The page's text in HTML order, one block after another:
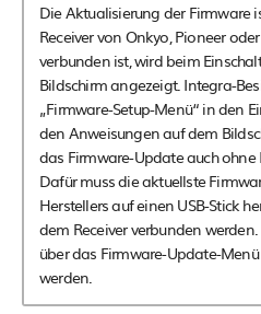
Die Aktualisierung der Firmware
Receiver von Onkyo, Pioneer
verbunden ist, wird beim
Bildschirm angezeigt. Integra-
„Firmware-Setup-Menü“ in den
den Anweisungen auf dem
das Firmware-Update auch
Dafür muss die aktuellste
Herstellers auf einen USB-Stick
dem Receiver verbunden
über das Firmware-Update-
werden.